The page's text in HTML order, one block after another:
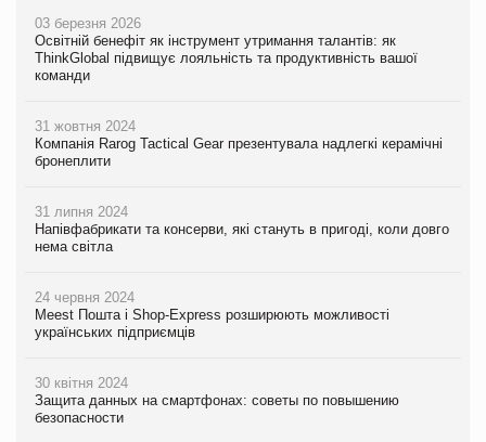
03 березня 2026
Освітній бенефіт як інструмент утримання талантів: як
ThinkGlobal підвищує лояльність та продуктивність вашої
команди
31 жовтня 2024
Компанія Rarog Tactical Gear презентувала надлегкі керамічні
бронеплити
31 липня 2024
Напівфабрикати та консерви, які стануть в пригоді, коли довго
нема світла
24 червня 2024
Meest Пошта і Shop-Express розширюють можливості
українських підприємців
30 квітня 2024
Защита данных на смартфонах: советы по повышению
безопасности